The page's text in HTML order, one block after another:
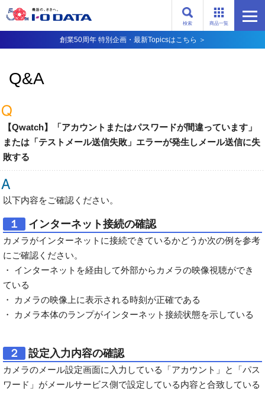
商品一覧
検索
創業50周年 特別企画・最新Topicsはこちら ＞
Q&A
【Qwatch】「アカウントまたはパスワードが間違っています」
または「テストメール送信失敗」エラーが発生しメール送信に失
敗する
以下内容をご確認ください。
１ インターネット接続の確認
カメラがインターネットに接続できているかどうか次の例を参考
にご確認ください。
・ インターネットを経由して外部からカメラの映像視聴ができ
ている
・ カメラの映像上に表示される時刻が正確である
・ カメラ本体のランプがインターネット接続状態を示している
２ 設定入力内容の確認
カメラのメール設定画面に入力している「アカウント」と「パス
ワード」がメールサービス側で設定している内容と合致している